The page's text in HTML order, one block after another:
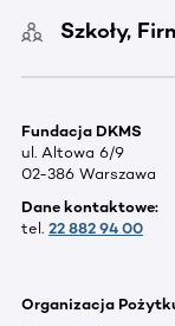
Szkoły,
Fundacja DKMS
ul. Altowa 6/9
02-386 Warszawa
Dane kontaktowe:
tel. 22 882 94 00
Organizacja